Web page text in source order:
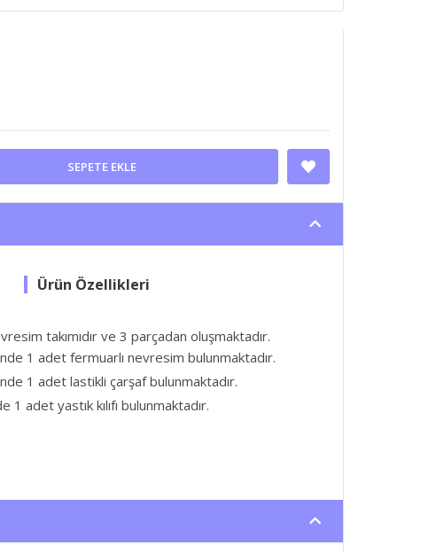
SEPETE EKLE
takımıdır ve 3 parçadan oluşmaktadır.
1 adet fermuarlı nevresim bulunmaktadır.
1 adet lastikli çarşaf bulunmaktadır.
1 adet yastık kılıfı bulunmaktadır.